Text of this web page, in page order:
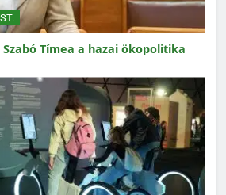
Tímea a hazai ökopolitika